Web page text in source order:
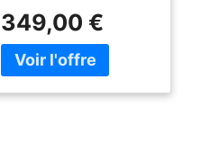
avec les fils, bobines et
canettes déjà montés, ce
qui lui permet de
349,00 €